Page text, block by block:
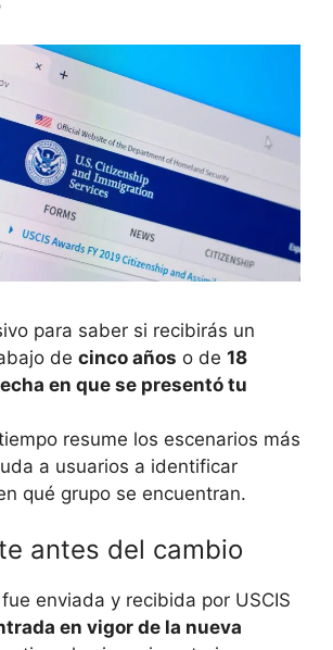
para saber si recibirás un
de cinco años o de 18
en que se presentó tu
resume los escenarios más
a usuarios a identificar
qué grupo se encuentran.
antes del cambio
enviada y recibida por USCIS
en vigor de la nueva